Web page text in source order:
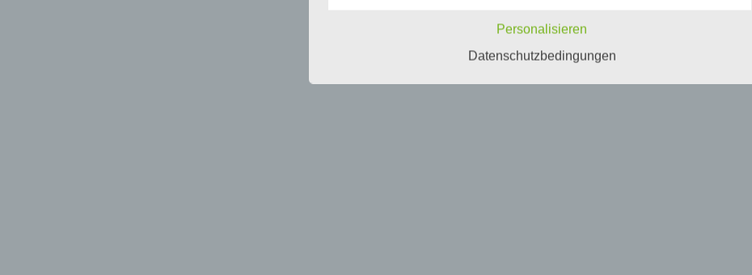
Profiling ist jede Art der automatisierten Verarbeitung personenbezogener
Daten, die darin besteht, dass diese personenbezogenen Daten verwendet
Person beziehen, zu bewerten, insbesondere, um Aspekte bezüglich
Personalisieren
Datenschutzbedingungen